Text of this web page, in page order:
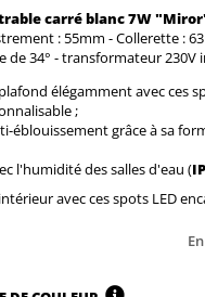
carré blanc 7W
: 55mm - Collerette :
de 34° - transformateur 230V
élégamment avec ces
;
éblouissement grâce à sa
l'humidité des salles d'eau (
avec ces spots LED